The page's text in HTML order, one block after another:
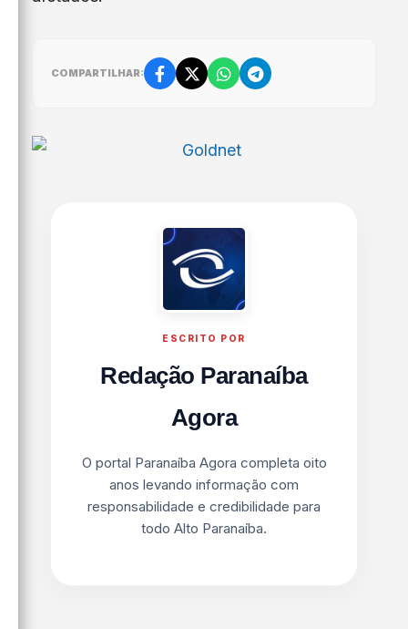
COMPARTILHAR:
ESCRITO POR
Redação Paranaíba
Agora
O portal Paranaíba Agora completa oito
anos levando informação com
responsabilidade e credibilidade para
todo Alto Paranaíba.